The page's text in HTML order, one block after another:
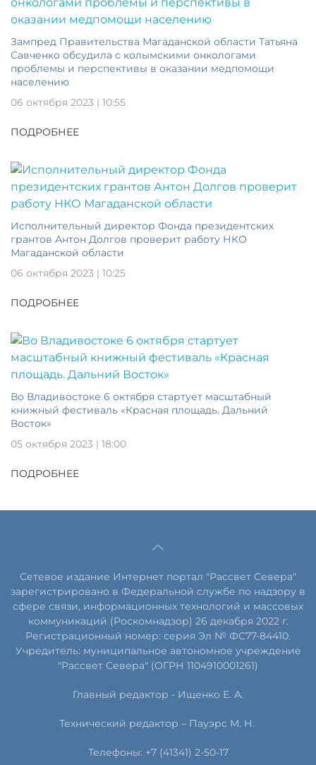
Зампред Правительства Магаданской области Татьяна
Савченко обсудила с колымскими онкологами
проблемы и перспективы в оказании медпомощи
населению
06 октября 2023 | 10:55
ПОДРОБНЕЕ
Исполнительный директор Фонда президентских
грантов Антон Долгов проверит работу НКО
Магаданской области
06 октября 2023 | 10:25
ПОДРОБНЕЕ
Во Владивостоке 6 октября стартует масштабный
книжный фестиваль «Красная площадь. Дальний
Восток»
05 октября 2023 | 18:00
ПОДРОБНЕЕ
Сетевое издание Интернет портал "Рассвет Севера"
зарегистрировано в Федеральной службе по надзору в
сфере связи, информационных технологий и массовых
коммуникаций (Роскомнадзор) 26 декабря 2022 г.
Регистрационный номер: серия Эл № ФС77-84410.
Учредитель: муниципальное автономное учреждение
"Рассвет Севера" (ОГРН 1104910001261)
Главный редактор - Ищенко Е. А.
Технический редактор – Пауэрс М. Н.
Телефоны: +7 (41341) 2-50-17